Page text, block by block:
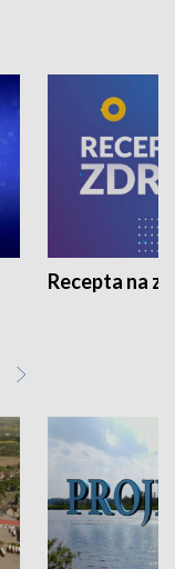
Recepta na